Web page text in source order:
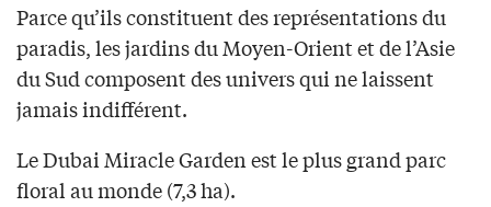
Parce qu’ils constituent des représentations du
paradis, les jardins du Moyen-Orient et de l’Asie
du Sud composent des univers qui ne laissent
jamais indifférent.
Le Dubai Miracle Garden est le plus grand parc
floral au monde (7,3 ha).